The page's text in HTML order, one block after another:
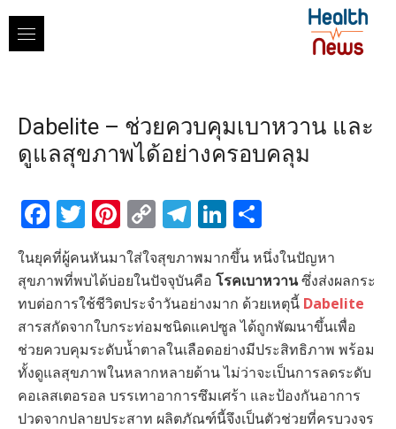
content
Dabelite – ช่วยควบคุมเบาหวาน และ
ดูแลสุขภาพได้อย่างครอบคลุม
Facebook
Twitter
Pinterest
CopyTelegram
LinkedIn
ในยุคที่ผู้คนหันมาใส่ใจสุขภาพมากขึ้น หนึ่งในปัญหา
สุขภาพที่พบได้บ่อยในปัจจุบันคือ โรคเบาหวานซึ่งส่งผลกระ
ทบต่อการใช้ชีวิตประจำวันอย่างมาก ด้วยเหตุนี้ Dabelite
สารสกัดจากใบกระท่อมชนิดแคปซูล ได้ถูกพัฒนาขึ้นเพื่อ
ช่วยควบคุมระดับน้ำตาลในเลือดอย่างมีประสิทธิภาพ พร้อม
ทั้งดูแลสุขภาพในหลากหลายด้าน ไม่ว่าจะเป็นการลดระดับ
คอเลสเตอรอล บรรเทาอาการซึมเศร้า และป้องกันอาการ
ปวดจากปลายประสาท ผลิตภัณฑ์นี้จึงเป็นตัวช่วยที่ครบวงจร